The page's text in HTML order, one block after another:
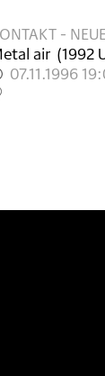
-
air (1992
07.11.1996